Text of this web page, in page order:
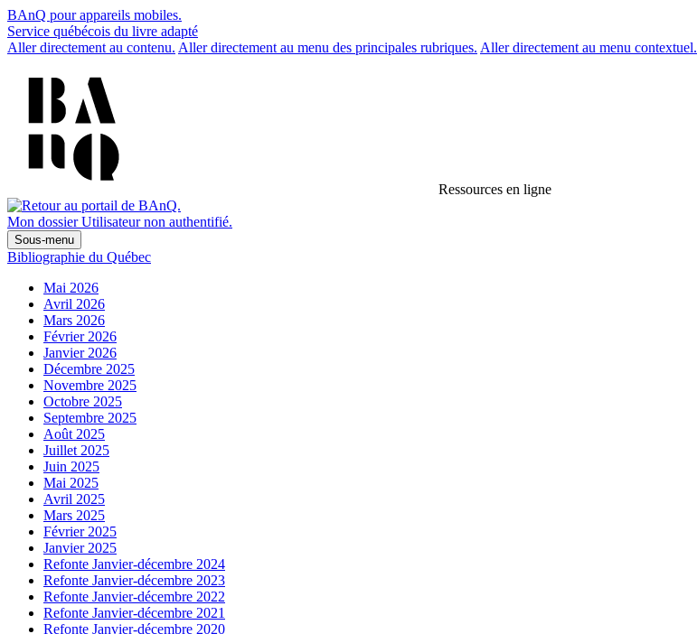
BAnQ pour appareils mobiles.
Service québécois du livre adapté
Aller directement au contenu. Aller directement au menu des principales rubriques. Aller directement au menu contextuel.
Ressources en ligne
Mon dossier Utilisateur non authentifié.
Sous-menu
Bibliographie du Québec
Mai 2026
Avril 2026
Mars 2026
Février 2026
Janvier 2026
Décembre 2025
Novembre 2025
Octobre 2025
Septembre 2025
Août 2025
Juillet 2025
Juin 2025
Mai 2025
Avril 2025
Mars 2025
Février 2025
Janvier 2025
Refonte Janvier-décembre 2024
Refonte Janvier-décembre 2023
Refonte Janvier-décembre 2022
Refonte Janvier-décembre 2021
Refonte Janvier-décembre 2020